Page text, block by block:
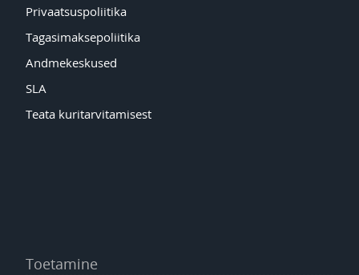
Privaatsuspoliitika
Tagasimaksepoliitika
Andmekeskused
SLA
Teata kuritarvitamisest
Toetamine